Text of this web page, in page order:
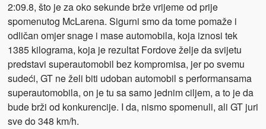
2:09.8, što je za oko sekunde brže vrijeme od prije
spomenutog McLarena. Sigurni smo da tome pomaže i
odličan omjer snage i mase automobila, koja iznosi tek
1385 kilograma, koja je rezultat Fordove želje da svijetu
predstavi superautomobil bez kompromisa, jer po svemu
sudeći, GT ne želi biti udoban automobil s performansama
superautomobila, on je tu sa samo jednim ciljem, a to je da
bude brži od konkurencije. I da, nismo spomenuli, ali GT juri
sve do 348 km/h.